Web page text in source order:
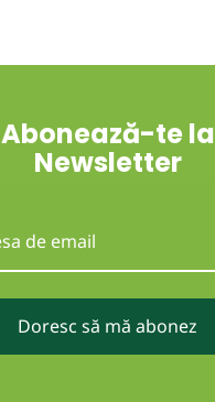
Abonează-te la
Newsletter
Doresc să mă abonez